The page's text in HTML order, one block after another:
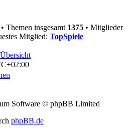
• Themen insgesamt 1375 • Mitglieder
Mitglied: TopSpiele
Software © phpBB Limited
phpBB.de